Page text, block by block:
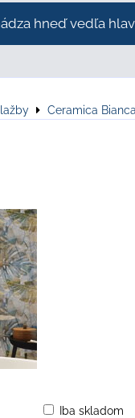
hneď vedľa
Ceramica
Iba skladom